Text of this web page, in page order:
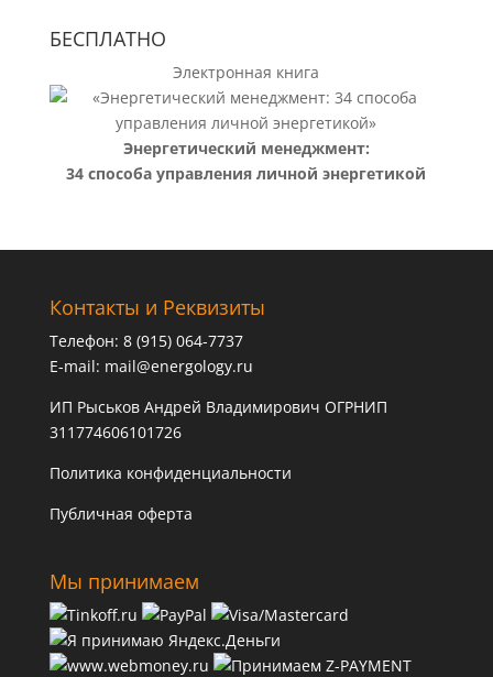
БЕСПЛАТНО
Электронная книга
Энергетический менеджмент:
34 способа управления личной энергетикой
Контакты и Реквизиты
Телефон: 8 (915) 064-7737
E-mail: mail@energology.ru
ИП Рыськов Андрей Владимирович ОГРНИП
311774606101726
Политика конфиденциальности
Публичная оферта
Мы принимаем